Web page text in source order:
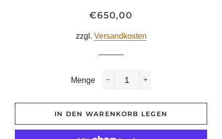
Normaler
Sonderpreis
€650,00
zzgl. Versandkosten
Menge
IN DEN WARENKORB LEGEN